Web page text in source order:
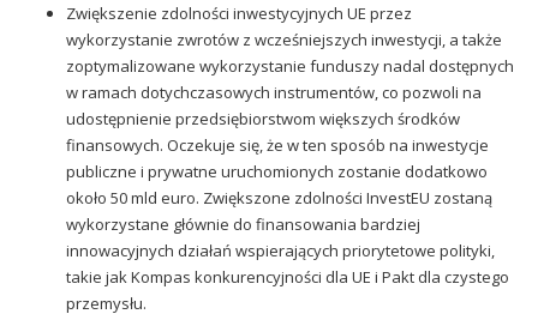
Zwiększenie zdolności inwestycyjnych UE przez
wykorzystanie zwrotów z wcześniejszych inwestycji, a także
zoptymalizowane wykorzystanie funduszy nadal dostępnych
w ramach dotychczasowych instrumentów, co pozwoli na
udostępnienie przedsiębiorstwom większych środków
finansowych. Oczekuje się, że w ten sposób na inwestycje
publiczne i prywatne uruchomionych zostanie dodatkowo
około 50 mld euro. Zwiększone zdolności InvestEU zostaną
wykorzystane głównie do finansowania bardziej
innowacyjnych działań wspierających priorytetowe polityki,
takie jak Kompas konkurencyjności dla UE i Pakt dla czystego
przemysłu.